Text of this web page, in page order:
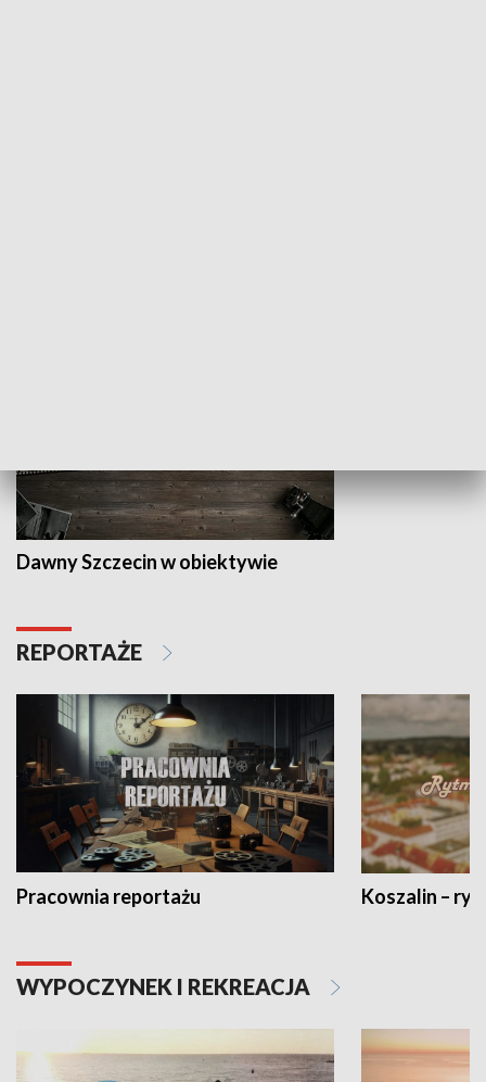
Dawny Szczecin w obiektywie
REPORTAŻE
Pracownia reportażu Koszalin –
WYPOCZYNEK I REKREACJA